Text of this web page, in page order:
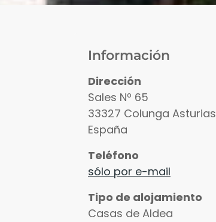
Información
Dirección
Sales Nº 65
33327 Colunga Asturias
España
Teléfono
sólo por e-mail
Tipo de alojamiento
Casas de Aldea